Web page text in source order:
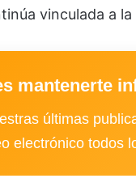
vinculada a
mantenerte
últimas
electrónico todos